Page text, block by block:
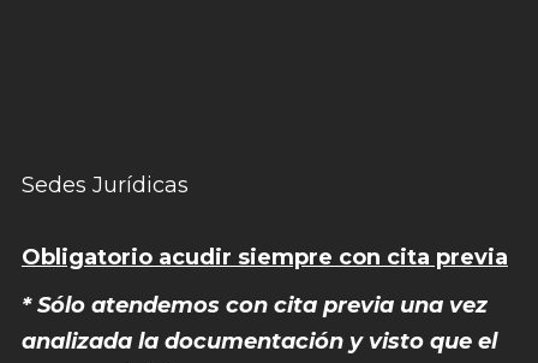
Sedes Jurídicas
Obligatorio acudir siempre con cita previa
* Sólo atendemos con cita previa una vez
analizada la documentación y visto que el